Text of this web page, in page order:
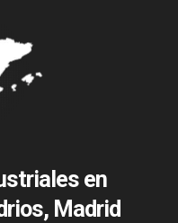
en
Madrid